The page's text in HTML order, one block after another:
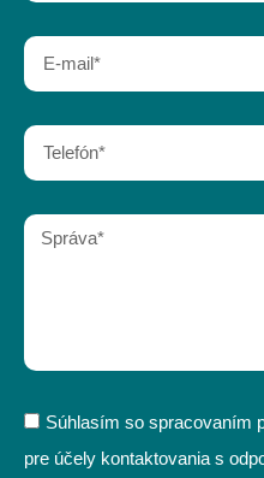
Súhlasím so spracovaním
pre účely kontaktovania s